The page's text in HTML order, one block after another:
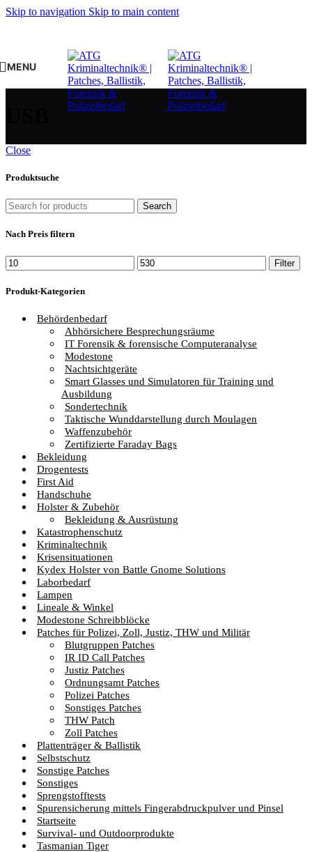
Skip to navigation Skip to main content
MENU
Close
Produktsuche
Search
Nach Preis filtern
Min.
Preis
Max.
Preis
Filter
Produkt-Kategorien
Behördenbedarf
Abhörsichere Besprechungsräume
IT Forensik & forensische Computeranalyse
Modestone
Nachtsichtgeräte
Smart Glasses und Simulatoren für Training und
Ausbildung
Sondertechnik
Taktische Wunddarstellung durch Moulagen
Waffenzubehör
Zertifizierte Faraday Bags
Bekleidung
Drogentests
First Aid
Handschuhe
Holster & Zubehör
Bekleidung & Ausrüstung
Katastrophenschutz
Kriminaltechnik
Krisensituationen
Kydex Holster von Battle Gnome Solutions
Laborbedarf
Lampen
Lineale & Winkel
Modestone Schreibblöcke
Patches für Polizei, Zoll, Justiz, THW und Militär
Blutgruppen Patches
IR ID Call Patches
Justiz Patches
Ordnungsamt Patches
Polizei Patches
Sonstiges Patches
THW Patch
Zoll Patches
Plattenträger & Ballistik
Selbstschutz
Sonstige Patches
Sonstiges
Sprengstofftests
Spurensicherung mittels Fingerabdruckpulver und Pinsel
Startseite
Survival- und Outdoorprodukte
Tasmanian Tiger